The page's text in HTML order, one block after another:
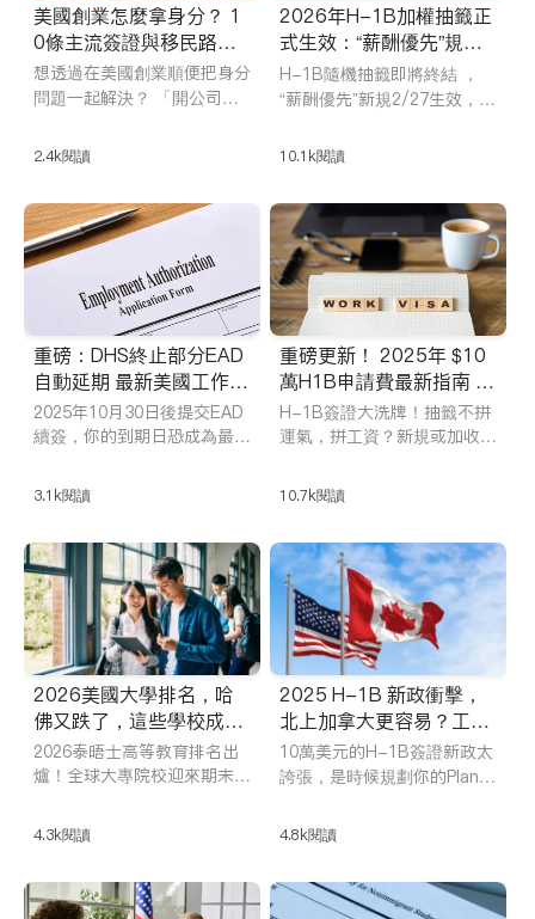
美國創業怎麼拿身分？ 1
0條主流簽證與移民路線
大盤點（E2/L1/O1/NI
W/EB5）
想透過在美國創業順便把身分
問題一起解決？ 「開公司就
信。 iTalkBB精英為你一次性
盤點美國所有主流創業相關簽
1、H-1B、O-1、IEP這些
「先合法落地」的工簽方案，
到EB-5、EB-1C、EB-2 NI
W、EB-1A等真正通往綠卡
的移民項目，拆解每條路線背
後的真實門檻。
2.4k閱讀
2026年H-1B加權抽籤正
式生效：“薪酬優先”規則
解讀與FY2027應對策略
H-1B隨機抽籤即將終結 ，
“薪酬優先”新規2/27生效，未
薪崗位真能穩贏H-1B嗎？應
屆生與中小企業會徹底出局
10.1k閱讀
重磅：DHS終止部分EAD
自動延期 最新美國工作許
可政策突變
2025年10月30日後提交EAD
續簽，你的到期日恐成為最後
式終止了部分EAD的自動延期
機制！閲讀本文，瞭解哪些人
施自救！
3.1k閱讀
重磅更新！ 2025年 $10
萬H1B申請費最新指南 +
H1B工資加權抽籤新政
H-1B簽證大洗牌！抽籤不拼
運氣，拼工資？新規或加收1
誰將出局？一文深度解析！
10.7k閱讀
2026美國大學排名，哈
佛又跌了，這些學校成新
貴！華人和留學生如何擇
校？
2026泰晤士高等教育排名出
爐！全球大專院校迎來期末
震盪」！本篇iTalkBB菁英專
題帶你全面解析美國大學的排
輯，從數據到政策，從名校光
4.3k閱讀
2025 H-1B 新政衝擊，
北上加拿大更容易？工簽
與移民通道＋真實案例全
解析
10萬美元的H-1B簽證新政太
誇張，是時候規劃你的Plan B
H-1B人群的“北上加拿大攻
任、全球人才通道，到創業移
民與雇主擔保；再到2025年
4.8k閱讀